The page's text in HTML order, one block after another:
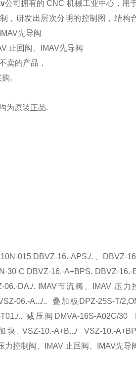
公司拥有的 CNC 机械工业中心，用
，研发出层次分明的控制图，结构
IMAV先导阀
止回阀、 IMAV先导阀
卖的产品，
。
为原装正品.
015 DBVZ-16.-APS./. DBVZ-
30-C DBVZ-16.-A+BPS. DBVZ-
06.-DA./. IMAV节流阀、 IMAV 压力
06.-A.../..叠加板 DPZ-25S-T/
.. 减压阀 DMVA-16S-A02C/30
块 . VSZ-10.-A+B.../ VSZ-10.-
力控制阀、 IMAV 止回阀、 IMAV先导